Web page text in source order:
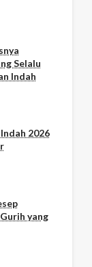
Selalu
Indah
2026
yang